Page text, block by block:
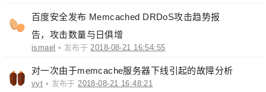
百度安全发布 Memcached DRDoS攻击趋势报
告，攻击数量与日俱增
ismael • 发布于2018-08-21 16:54:55
对一次由于memcache服务器下线引起的故障分析
vyt • 发布于2018-08-21 16:48:21